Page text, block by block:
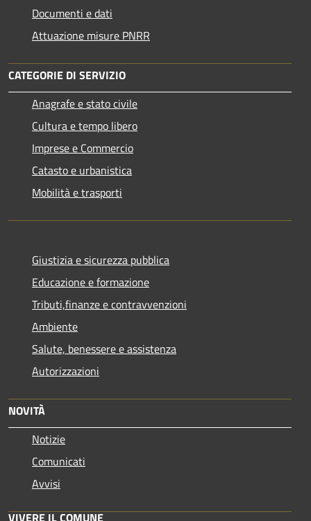
Documenti e dati
Attuazione misure PNRR
CATEGORIE DI SERVIZIO
Anagrafe e stato civile
Cultura e tempo libero
Imprese e Commercio
Catasto e urbanistica
Mobilità e trasporti
Giustizia e sicurezza pubblica
Educazione e formazione
Tributi,finanze e contravvenzioni
Ambiente
Salute, benessere e assistenza
Autorizzazioni
NOVITÀ
Notizie
Comunicati
Avvisi
VIVERE IL COMUNE